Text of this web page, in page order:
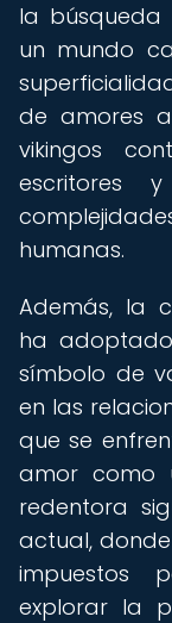
la búsqueda
un mundo
de amores
vikingos
escritores
humanas.
Además, la
ha
símbolo de
en las
que se
amor como
redentora
actual,
impuestos
explorar la